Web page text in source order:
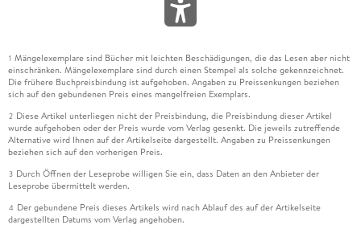
1 Mängelexemplare sind Bücher mit leichten Beschädigungen, die das Lesen aber nicht
einschränken. Mängelexemplare sind durch einen Stempel als solche gekennzeichnet.
Die frühere Buchpreisbindung ist aufgehoben. Angaben zu Preissenkungen beziehen
sich auf den gebundenen Preis eines mangelfreien Exemplars.
2 Diese Artikel unterliegen nicht der Preisbindung, die Preisbindung dieser Artikel
wurde aufgehoben oder der Preis wurde vom Verlag gesenkt. Die jeweils zutreffende
Alternative wird Ihnen auf der Artikelseite dargestellt. Angaben zu Preissenkungen
beziehen sich auf den vorherigen Preis.
3 Durch Öffnen der Leseprobe willigen Sie ein, dass Daten an den Anbieter der
Leseprobe übermittelt werden.
4 Der gebundene Preis dieses Artikels wird nach Ablauf des auf der Artikelseite
dargestellten Datums vom Verlag angehoben.